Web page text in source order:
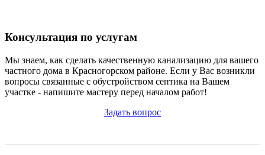
Консультация по услугам
Мы знаем, как сделать качественную канализацию для вашего
частного дома в Красногорском районе. Если у Вас возникли
вопросы связанные с обустройством септика на Вашем
участке - напишите мастеру перед началом работ!
Задать вопрос